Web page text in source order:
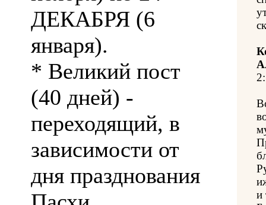
ДЕКАБРЯ (6
января).
* Великий пост
(40 дней) -
переходящий, в
зависимости от
дня празднования
2:
и